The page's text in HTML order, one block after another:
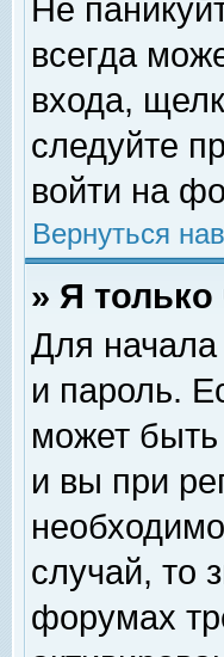
Не
всегда
входа,
следуйте
войти на
Вернуться
» Я только
Для начала
и пароль.
может
и вы при
случай, то
форумах